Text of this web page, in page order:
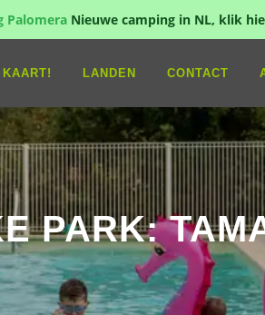
Palomera Nieuwe camping in NL, klik
LANDEN CONTACT
PARK: